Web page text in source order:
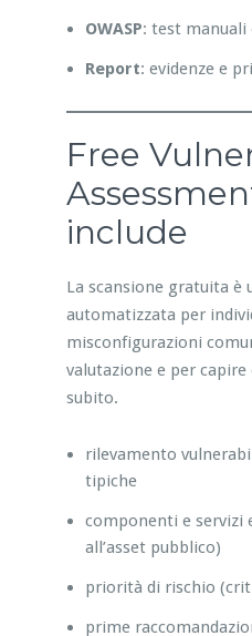
OWASP: test manuali
Report: evidenze e
Free
include
La scansione gratuita è
automatizzata per
misconfigurazioni
valutazione e per
subito.
rilevamento
tipiche
componenti e servizi
all’asset pubblico)
priorità di rischio
prime